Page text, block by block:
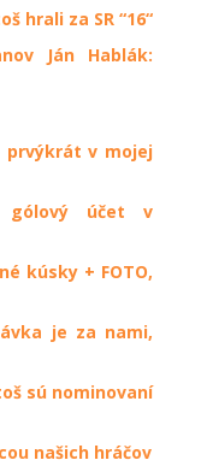
hrali za SR “16“
Ján Hablák:
prvýkrát v mojej
gólový účet v
kúsky + FOTO,
je za nami,
sú nominovaní
našich hráčov